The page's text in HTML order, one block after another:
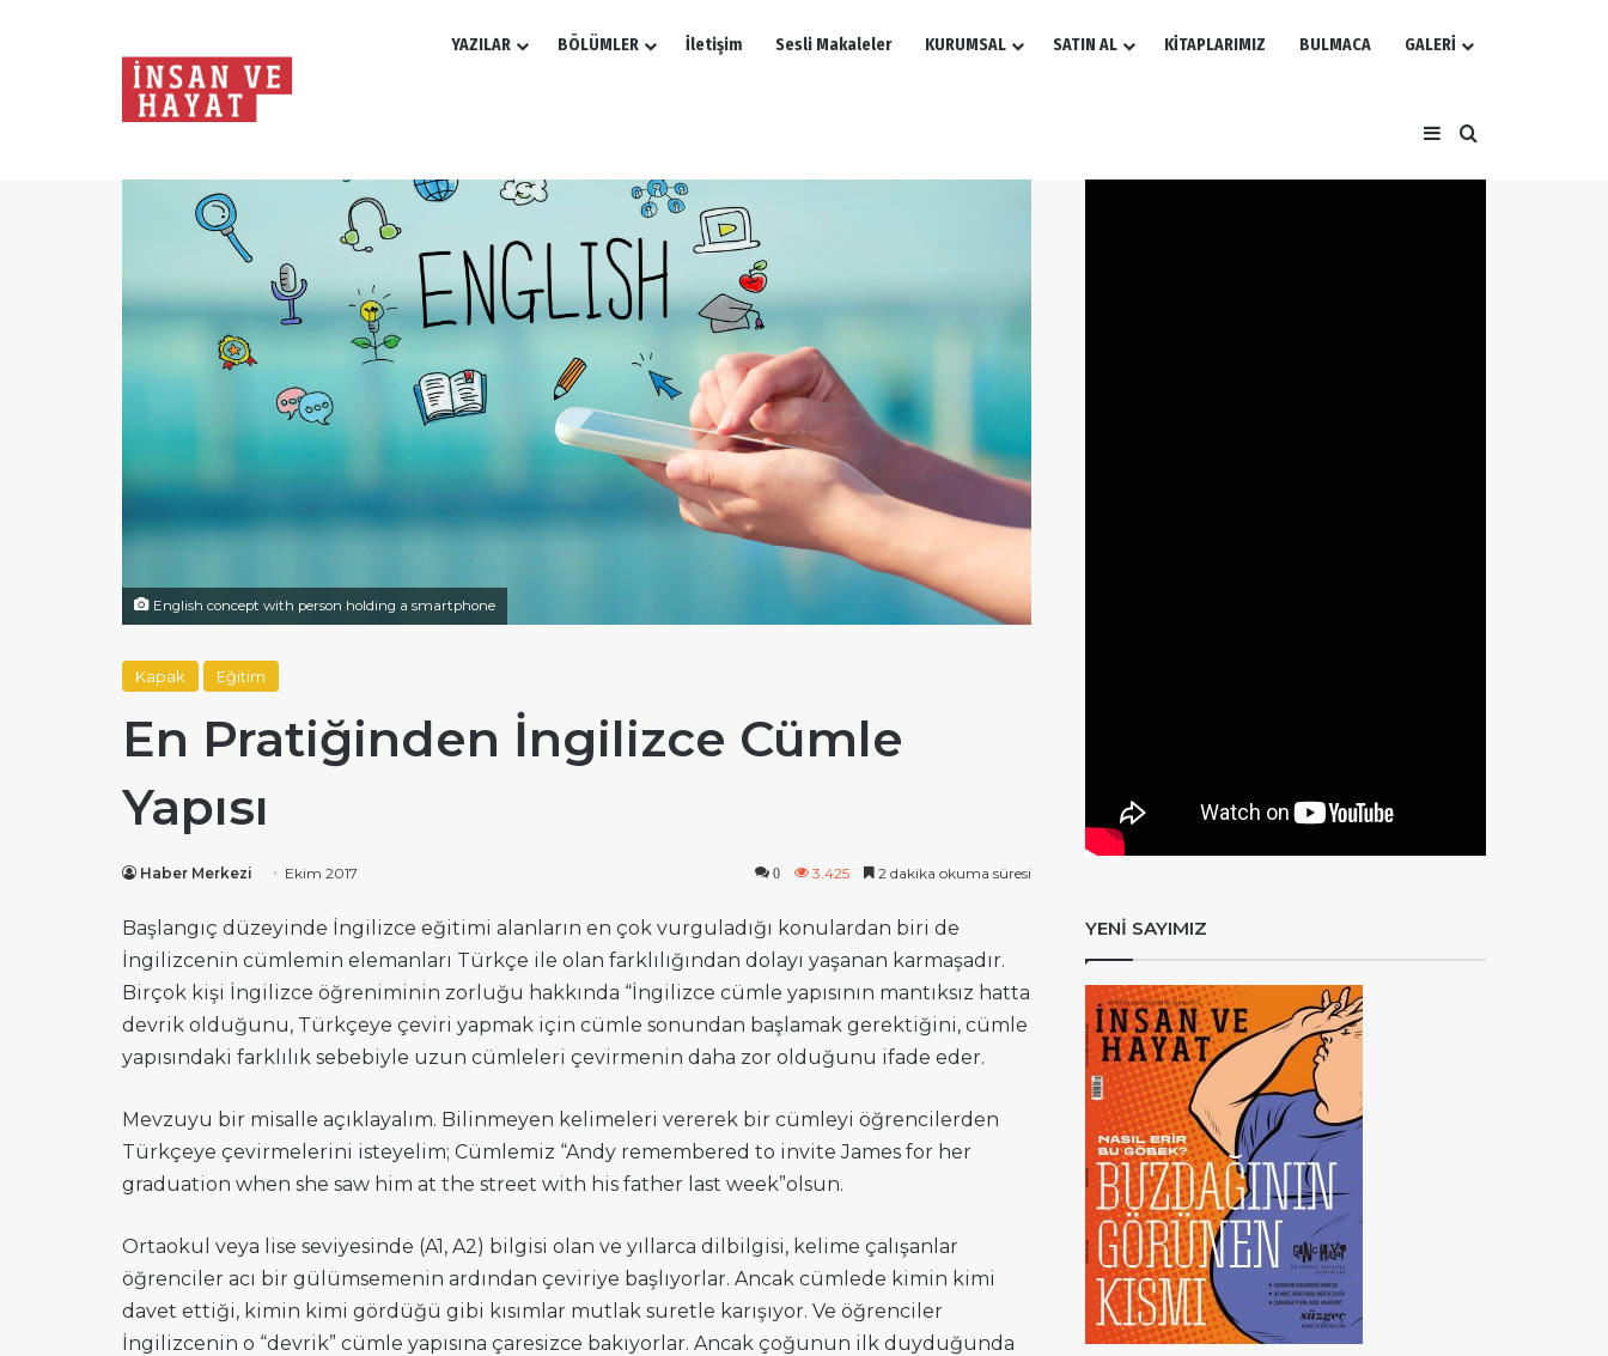
YAZILAR BÖLÜMLER İletişim Sesli Makaleler KURUMSAL SATIN AL KİTAPLARIMIZ BULMACA GALERİ
Kenar Bölmesi
Arama yap ...
English concept with person holding a smartphone
Kapak Eğitim
En Pratiğinden İngilizce Cümle
Yapısı
Haber Merkezi Ekim 2017 0 3.425 2 dakika okuma süresi
Başlangıç düzeyinde İngilizce eğitimi alanların en çok vurguladığı konulardan biri de
İngilizcenin cümlemin elemanları Türkçe ile olan farklılığından dolayı yaşanan karmaşadır.
Birçok kişi İngilizce öğreniminin zorluğu hakkında “İngilizce cümle yapısının mantıksız hatta
devrik olduğunu, Türkçeye çeviri yapmak için cümle sonundan başlamak gerektiğini, cümle
yapısındaki farklılık sebebiyle uzun cümleleri çevirmenin daha zor olduğunu ifade eder.
Mevzuyu bir misalle açıklayalım. Bilinmeyen kelimeleri vererek bir cümleyi öğrencilerden
Türkçeye çevirmelerini isteyelim; Cümlemiz “Andy remembered to invite James for her
graduation when she saw him at the street with his father last week”olsun.
Ortaokul veya lise seviyesinde (A1, A2) bilgisi olan ve yıllarca dilbilgisi, kelime çalışanlar
öğrenciler acı bir gülümsemenin ardından çeviriye başlıyorlar. Ancak cümlede kimin kimi
davet ettiği, kimin kimi gördüğü gibi kısımlar mutlak suretle karışıyor. Ve öğrenciler
İngilizcenin o “devrik” cümle yapısına çaresizce bakıyorlar. Ancak çoğunun ilk duyduğunda
YENİ SAYIMIZ